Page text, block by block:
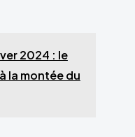
2024 : le
la montée du